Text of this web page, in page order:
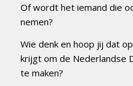
Of wordt het iemand die
nemen?
Wie denk en hoop jij dat
krijgt om de Nederlandse
te maken?